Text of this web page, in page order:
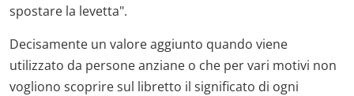
spostare la levetta".
Decisamente un valore aggiunto quando viene
utilizzato da persone anziane o che per vari motivi non
vogliono scoprire sul libretto il significato di ogni